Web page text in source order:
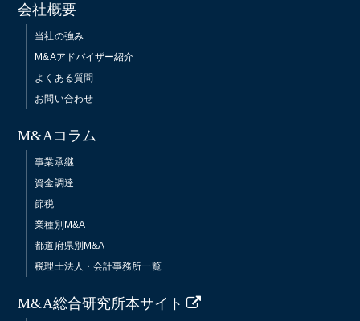
会社概要
当社の強み
M&Aアドバイザー紹介
よくある質問
お問い合わせ
M&Aコラム
事業承継
資金調達
節税
業種別M&A
都道府県別M&A
税理士法人・会計事務所一覧
M&A総合研究所本サイト